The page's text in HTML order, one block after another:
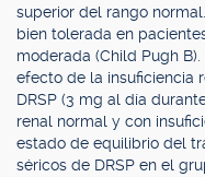
superior del rango
bien tolerada en
moderada (Child Pugh B).
efecto de la insuficiencia
DRSP (3 mg al día
renal normal y con
estado de equilibrio del
séricos de DRSP en el